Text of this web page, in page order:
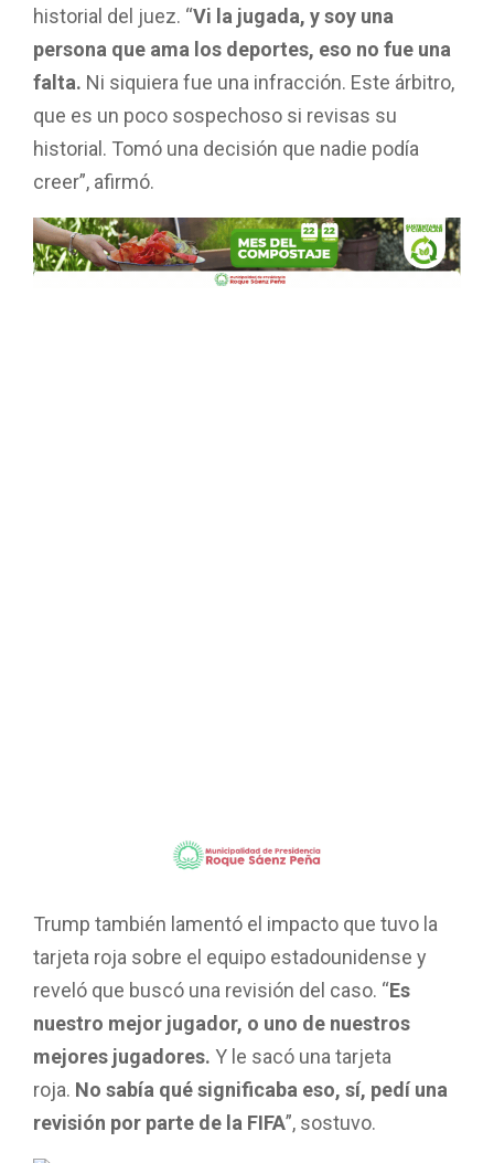
historial del juez. “Vi la jugada, y soy una
persona que ama los deportes, eso no fue una
falta. Ni siquiera fue una infracción. Este árbitro,
que es un poco sospechoso si revisas su
historial. Tomó una decisión que nadie podía
creer”, afirmó.
Trump también lamentó el impacto que tuvo la
tarjeta roja sobre el equipo estadounidense y
reveló que buscó una revisión del caso. “Es
nuestro mejor jugador, o uno de nuestros
mejores jugadores. Y le sacó una tarjeta
roja. No sabía qué significaba eso, sí, pedí una
revisión por parte de la FIFA”, sostuvo.